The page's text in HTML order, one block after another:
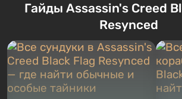
сразу трех персонажей: Майкла,
Тревора и Франклина, между
Жанр и...
Оно
Гайды Assassin's Creed
Resynced